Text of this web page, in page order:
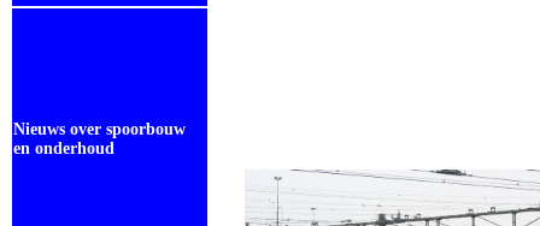
Nieuws over spoorbouw
en onderhoud